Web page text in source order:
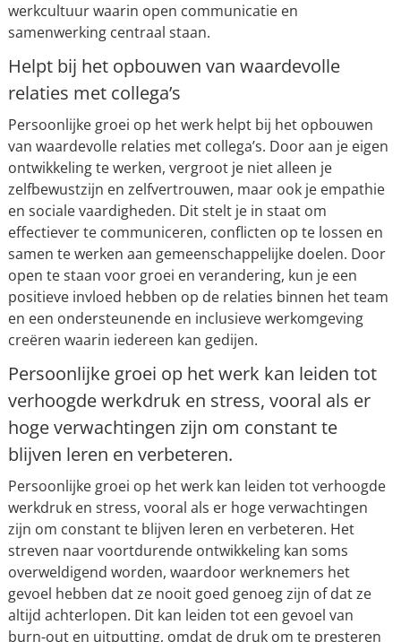
werkcultuur waarin open communicatie en
samenwerking centraal staan.
Helpt bij het opbouwen van waardevolle
relaties met collega’s
Persoonlijke groei op het werk helpt bij het opbouwen
van waardevolle relaties met collega’s. Door aan je eigen
ontwikkeling te werken, vergroot je niet alleen je
zelfbewustzijn en zelfvertrouwen, maar ook je empathie
en sociale vaardigheden. Dit stelt je in staat om
effectiever te communiceren, conflicten op te lossen en
samen te werken aan gemeenschappelijke doelen. Door
open te staan voor groei en verandering, kun je een
positieve invloed hebben op de relaties binnen het team
en een ondersteunende en inclusieve werkomgeving
creëren waarin iedereen kan gedijen.
Persoonlijke groei op het werk kan leiden tot
verhoogde werkdruk en stress, vooral als er
hoge verwachtingen zijn om constant te
blijven leren en verbeteren.
Persoonlijke groei op het werk kan leiden tot verhoogde
werkdruk en stress, vooral als er hoge verwachtingen
zijn om constant te blijven leren en verbeteren. Het
streven naar voortdurende ontwikkeling kan soms
overweldigend worden, waardoor werknemers het
gevoel hebben dat ze nooit goed genoeg zijn of dat ze
altijd achterlopen. Dit kan leiden tot een gevoel van
burn-out en uitputting, omdat de druk om te presteren